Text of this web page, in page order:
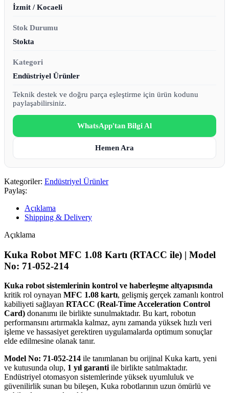
İzmit / Kocaeli
Stok Durumu
Stokta
Kategori
Endüstriyel Ürünler
Teknik destek ve doğru parça eşleştirme için ürün kodunu
paylaşabilirsiniz.
WhatsApp'tan Bilgi Al
Hemen Ara
Kategoriler: Endüstriyel Ürünler
Paylaş:
Açıklama
Shipping & Delivery
Açıklama
Kuka Robot MFC 1.08 Kartı (RTACC ile) | Model
No: 71-052-214
Kuka robot sistemlerinin kontrol ve haberleşme altyapısında
kritik rol oynayan MFC 1.08 kartı, gelişmiş gerçek zamanlı kontrol
kabiliyeti sağlayan RTACC (Real-Time Acceleration Control
Card) donanımı ile birlikte sunulmaktadır. Bu kart, robotun
performansını artırmakla kalmaz, aynı zamanda yüksek hızlı veri
işleme ve hassasiyet gerektiren uygulamalarda optimum sonuçlar
elde edilmesine olanak tanır.
Model No: 71-052-214 ile tanımlanan bu orijinal Kuka kartı, yeni
ve kutusunda olup, 1 yıl garanti ile birlikte satılmaktadır.
Endüstriyel otomasyon sistemlerinde yüksek uyumluluk ve
güvenilirlik sunan bu bileşen, Kuka robotlarının uzun ömürlü ve